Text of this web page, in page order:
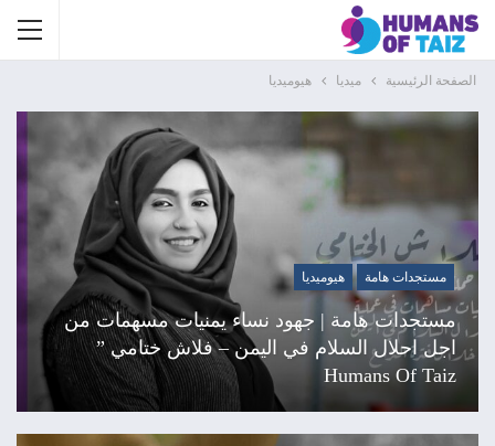
الصفحة الرئيسية ميديا هيوميديا
مستجدات هامة هيوميديا
مستجدات هامة | جهود نساء يمنيات مسهمات من
اجل احلال السلام في اليمن – فلاش ختامي ”
Humans Of Taiz